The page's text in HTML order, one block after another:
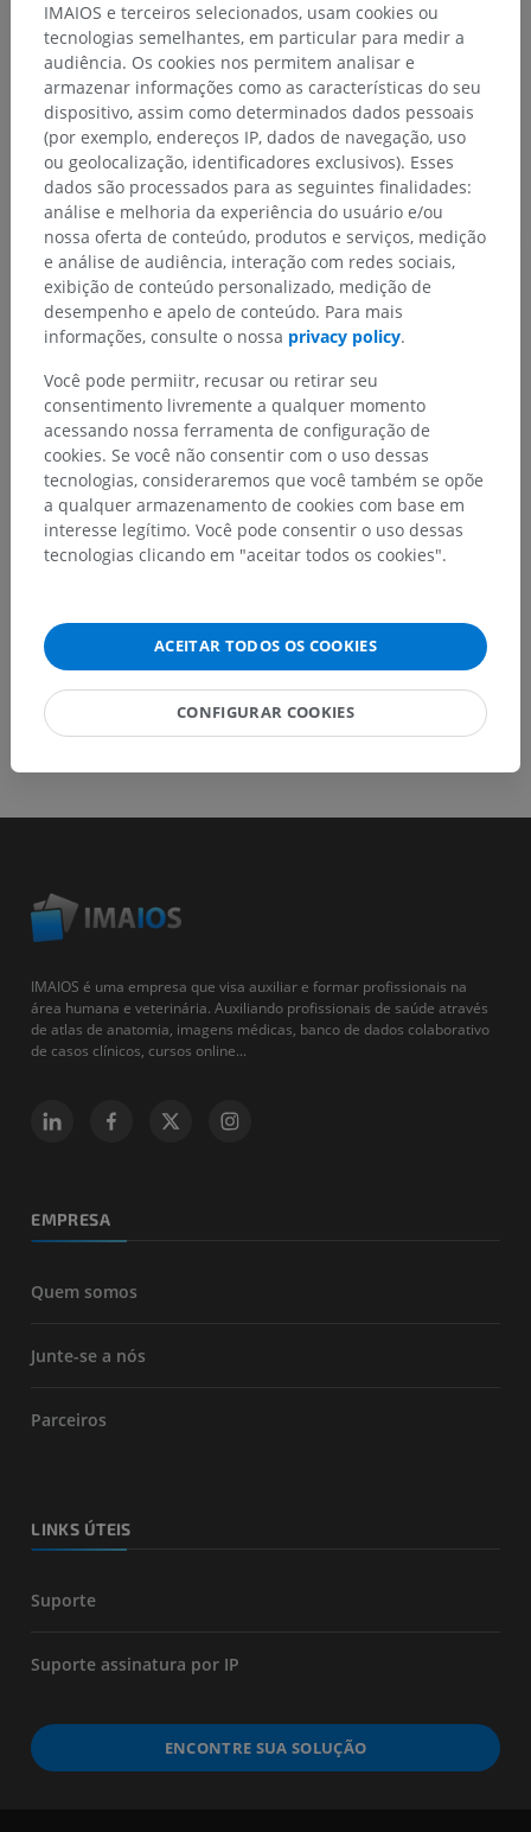
Estruturas subjacentes:Não há nenhuma estrutura
subjacente para esta parte anatômica
Anatomia humana 1
Traduções
Encontrou um erro?
Não hesite em nos sugerir uma correção, tradução ou
melhora de conteúdo.
Relatar um problema
BAIXE O APLICATIVO
IMAIOS é uma empresa que visa auxiliar e formar profissionais na
área humana e veterinária. Auxiliando profissionais de saúde através
de atlas de anatomia, imagens médicas, banco de dados colaborativo
de casos clínicos, cursos online...
EMPRESA
Quem somos
Junte-se a nós
Parceiros
LINKS ÚTEIS
Suporte
Suporte assinatura por IP
ENCONTRE SUA SOLUÇÃO
IMAIOS e terceiros selecionados, usam cookies ou
tecnologias semelhantes, em particular para medir a
audiência. Os cookies nos permitem analisar e
armazenar informações como as características do seu
dispositivo, assim como determinados dados pessoais
(por exemplo, endereços IP, dados de navegação, uso
ou geolocalização, identificadores exclusivos). Esses
dados são processados para as seguintes finalidades:
análise e melhoria da experiência do usuário e/ou
nossa oferta de conteúdo, produtos e serviços, medição
e análise de audiência, interação com redes sociais,
exibição de conteúdo personalizado, medição de
desempenho e apelo de conteúdo. Para mais
informações, consulte o nossa privacy policy.
Você pode permiitr, recusar ou retirar seu
consentimento livremente a qualquer momento
acessando nossa ferramenta de configuração de
cookies. Se você não consentir com o uso dessas
tecnologias, consideraremos que você também se opõe
a qualquer armazenamento de cookies com base em
interesse legítimo. Você pode consentir o uso dessas
tecnologias clicando em "aceitar todos os cookies".
ACEITAR TODOS OS COOKIES
CONFIGURAR COOKIES